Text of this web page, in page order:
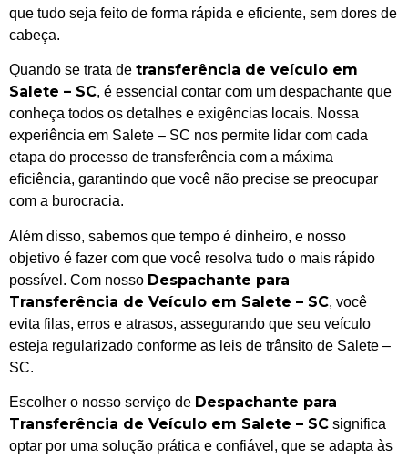
que tudo seja feito de forma rápida e eficiente, sem dores de
cabeça.
Quando se trata de transferência de veículo em
Salete – SC, é essencial contar com um despachante que
conheça todos os detalhes e exigências locais. Nossa
experiência em Salete – SC nos permite lidar com cada
etapa do processo de transferência com a máxima
eficiência, garantindo que você não precise se preocupar
com a burocracia.
Além disso, sabemos que tempo é dinheiro, e nosso
objetivo é fazer com que você resolva tudo o mais rápido
possível. Com nosso Despachante para
Transferência de Veículo em Salete – SC, você
evita filas, erros e atrasos, assegurando que seu veículo
esteja regularizado conforme as leis de trânsito de Salete –
SC.
Escolher o nosso serviço de Despachante para
Transferência de Veículo em Salete – SC significa
optar por uma solução prática e confiável, que se adapta às